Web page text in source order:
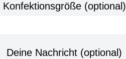
Konfektionsgröße (optional)
Deine Nachricht (optional)